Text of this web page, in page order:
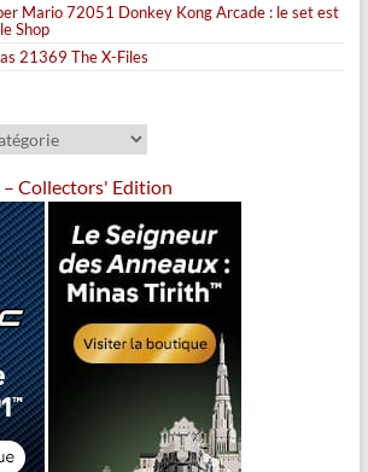
Mario 72051 Donkey Kong Arcade : le set est
Shop
21369 The X-Files